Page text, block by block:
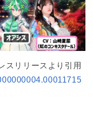
スリリースより引用